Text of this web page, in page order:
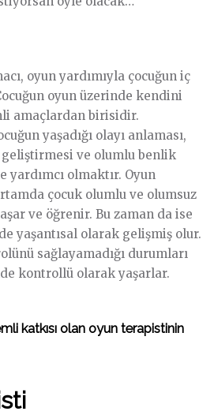
oyun yardımıyla çocuğun iç
oyun üzerinde kendini
amaçlardan birisidir.
yaşadığı olayı anlaması,
ve olumlu benlik
yardımcı olmaktır. Oyun
çocuk olumlu ve olumsuz
ve öğrenir. Bu zaman da ise
yaşantısal olarak gelişmiş olur.
sağlayamadığı durumları
kontrollü olarak yaşarlar.
katkısı olan oyun terapistinin